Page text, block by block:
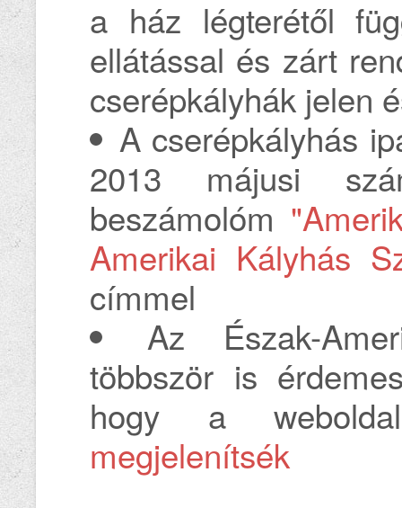
a ház légterétől
ellátással és zárt
cserépkályhák jelen
A cserépkályhás
2013 májusi
beszámolóm
Amerikai Kályhás
címmel
Az Észak-
többször is
hogy a
megjelenítsék